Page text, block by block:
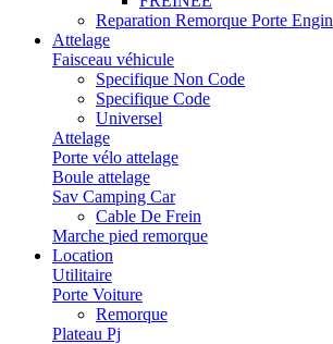
Reparation Remorque Porte Engin
Attelage
Faisceau véhicule
Specifique Non Code
Specifique Code
Universel
Attelage
Porte vélo attelage
Boule attelage
Sav Camping Car
Cable De Frein
Marche pied remorque
Location
Utilitaire
Porte Voiture
Remorque
Plateau Pj